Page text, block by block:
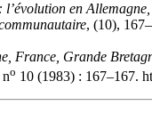
en
, (10),
France, Grande
no 10 (1983) : 167–167.